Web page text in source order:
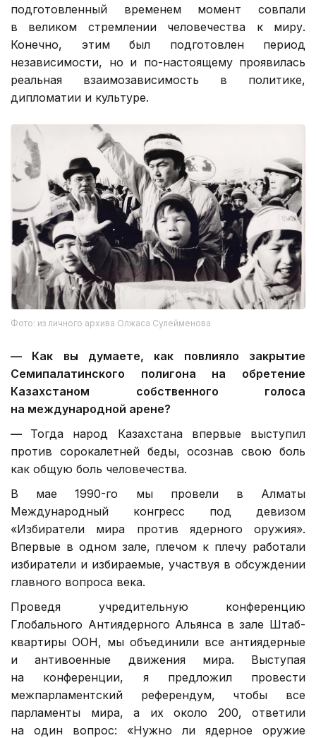
подготовленный временем момент совпали
в великом стремлении человечества к миру.
Конечно, этим был подготовлен период
независимости, но и по-настоящему проявилась
реальная взаимозависимость в политике,
дипломатии и культуре.
Фото: из личного архива Олжаса Сулейменова
— Как вы думаете, как повлияло закрытие
Семипалатинского полигона на обретение
Казахстаном собственного голоса
на международной арене?
— Тогда народ Казахстана впервые выступил
против сорокалетней беды, осознав свою боль
как общую боль человечества.
В мае 1990-го мы провели в Алматы
Международный конгресс под девизом
«Избиратели мира против ядерного оружия».
Впервые в одном зале, плечом к плечу работали
избиратели и избираемые, участвуя в обсуждении
главного вопроса века.
Проведя учредительную конференцию
Глобального Антиядерного Альянса в зале Штаб-
квартиры ООН, мы объединили все антиядерные
и антивоенные движения мира. Выступая
на конференции, я предложил провести
межпарламентский референдум, чтобы все
парламенты мира, а их около 200, ответили
на один вопрос: «Нужно ли ядерное оружие